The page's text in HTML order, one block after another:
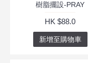
樹脂擺設-PRAY
HK $88.0
新增至購物車